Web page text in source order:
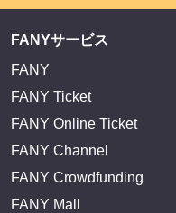
FANYサービス
FANY
FANY Ticket
FANY Online Ticket
FANY Channel
FANY Crowdfunding
FANY Mall